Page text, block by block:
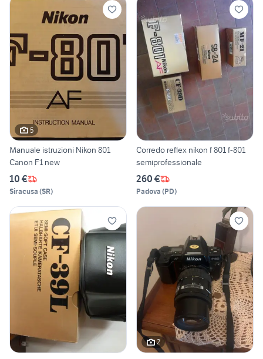
5
Manuale istruzioni Nikon 801
Canon F1 new
10 €
Siracusa (SR)
Corredo reflex nikon f 801 f-801
semiprofessionale
260 €
Padova (PD)
2